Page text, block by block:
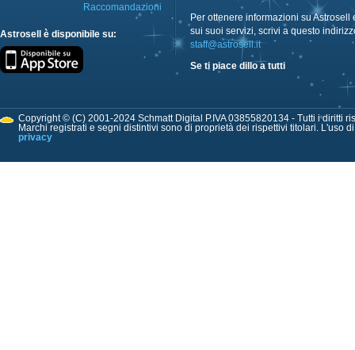
Raccomandazioni
Astrosell è disponibile su:
Per ottenere informazioni su Astrosell
sui suoi servizi, scrivi a questo
staff@astrosell.it
Se ti piace dillo a tutti
Copyright © (C) 2001-2024 Schmatt Digital P.IVA 03855820134 - Tutti i diritti
Marchi registrati e segni distintivi sono di proprietà dei rispettivi titolari. L'uso
privacy